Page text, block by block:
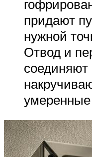
придают
нужной
Отвод и